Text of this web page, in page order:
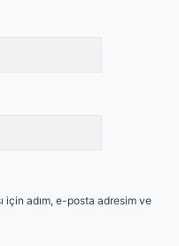
için adım, e-posta adresim ve